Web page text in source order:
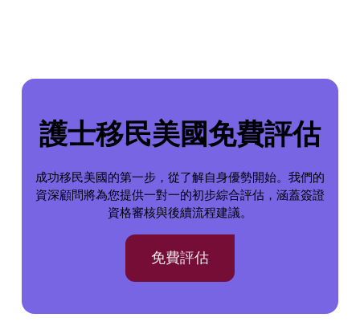
護士移民美國免費評估
成功移民美國的第一步，從了解自身優勢開始。我們的
資深顧問將為您提供一對一的初步綜合評估，涵蓋簽證
資格審核與後續流程建議。
免費評估